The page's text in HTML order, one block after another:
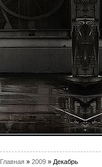
Главная » 2009 » Декабрь